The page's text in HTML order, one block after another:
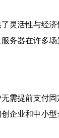
灵活性与经
务器在许多
需提前支付
企业和中小